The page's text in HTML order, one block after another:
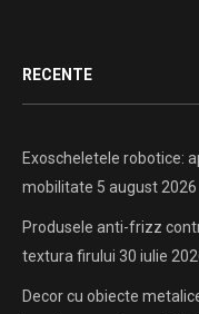
RECENTE
Exoscheletele robotice:
mobilitate 5 august 2026
Produsele anti-frizz
textura firului 30 iulie
Decor cu obiecte